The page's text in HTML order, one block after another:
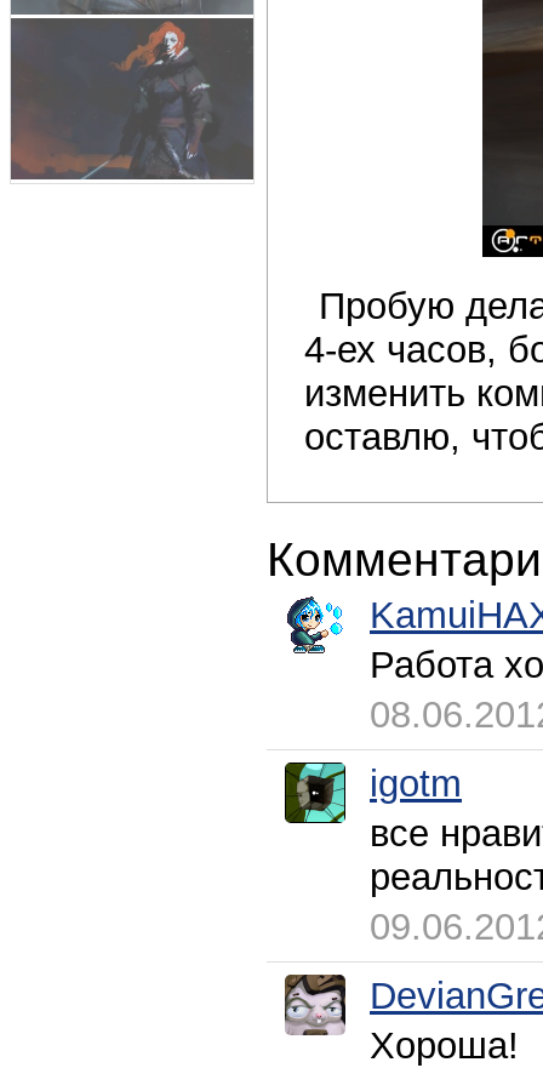
Пробую
4-ех часов,
изменить
оставлю,
Работа
igotm
все
Хороша!